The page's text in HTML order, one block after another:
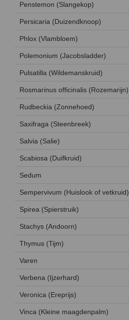
Penstemon (Slangekop)
Persicaria (Duizendknoop)
Phlox (Vlambloem)
Polemonium (Jacobsladder)
Pulsatilla (Wildemanskruid)
Rosmarinus officinalis (Rozemarijn)
Rudbeckia (Zonnehoed)
Saxifraga (Steenbreek)
Salvia (Salie)
Scabiosa (Duifkruid)
Sedum
Sempervivum (Huislook of vetkruid)
Spirea (Spierstruik)
Stachys (Andoorn)
Thymus (Tijm)
Varen
Verbena (Ijzerhard)
Veronica (Ereprijs)
Vinca (Kleine maagdenpalm)